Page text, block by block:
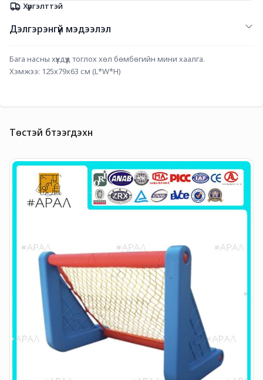
Хүргэлттэй
Дэлгэрэнгүй мэдээлэл
Бага насны хүүхдүүд тоглох хөл бөмбөгийн мини хаалга.
Хэмжээ: 125х79х63 см (L*W*H)
Төстэй бүтээгдэхүүн